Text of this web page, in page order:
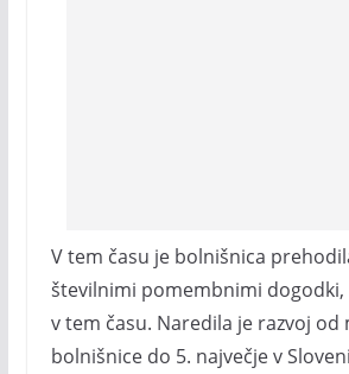
V tem času je bolnišnica
številnimi pomembnimi dogodki,
v tem času. Naredila je razvoj od
bolnišnice do 5. največje v